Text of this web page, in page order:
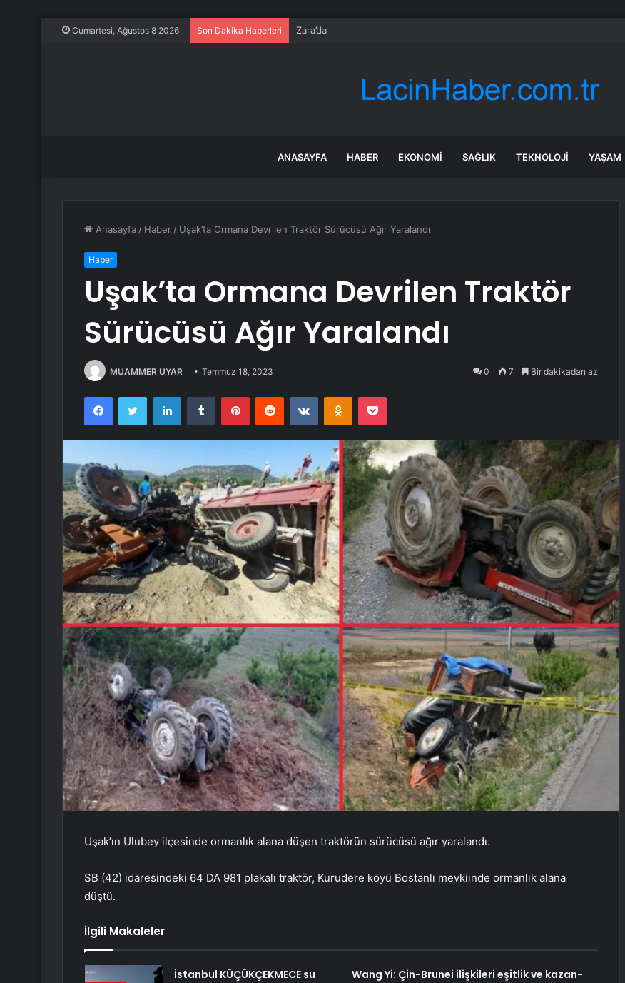
Cumartesi, Ağustos 8 2026 Son Dakika Haberleri Zara’da Çiftçilere Fide Dağıtımı
ANASAYFA HABER EKONOMI SAĞLIK TEKNOLOJI YAŞAM
Anasayfa / Haber / Uşak’ta Ormana Devrilen Traktör Sürücüsü Ağır Yaralandı
Haber
Uşak’ta Ormana Devrilen Traktör
Sürücüsü Ağır Yaralandı
MUAMMER UYAR Temmuz 18, 2023 0 7 Bir dakikadan az
FacebookTwitter LinkedInTumblr PinterestReddit VKontakteOdnoklassniki
Pocket
Uşak’ın Ulubey ilçesinde ormanlık alana düşen traktörün sürücüsü ağır yaralandı.
SB (42) idaresindeki 64 DA 981 plakalı traktör, Kurudere köyü Bostanlı mevkiinde ormanlık alana
düştü.
İlgili Makaleler
İstanbul KÜÇÜKÇEKMECE su
Wang Yi: Çin-Brunei ilişkileri eşitlik ve kazan-